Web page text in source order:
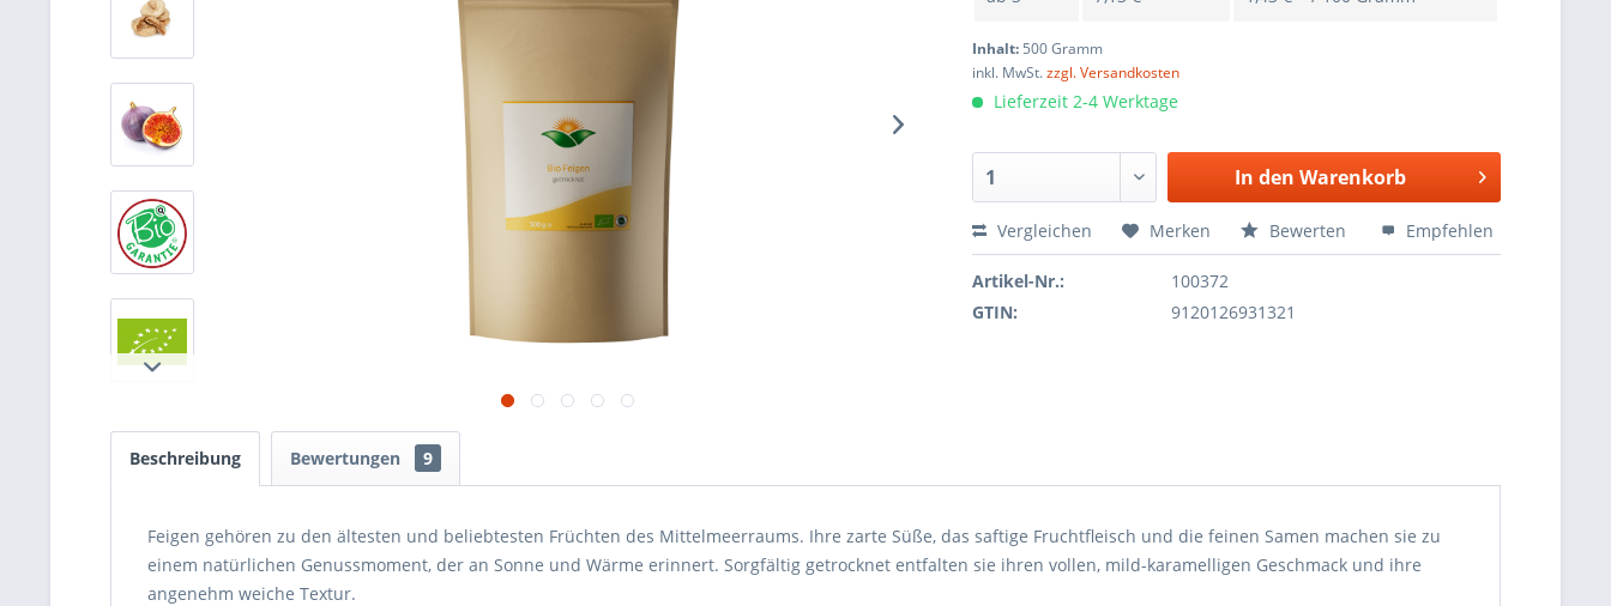
Inhalt: 500 Gramm
inkl. MwSt.zzgl. Versandkosten
Lieferzeit 2-4 Werktage
In den Warenkorb
Vergleichen Merken Bewerten Empfehlen
Artikel-Nr.:
100372
GTIN:
9120126931321
Beschreibung Bewertungen 9
Feigen gehören zu den ältesten und beliebtesten Früchten des Mittelmeerraums. Ihre zarte Süße, das saftige Fruchtfleisch und die feinen Samen machen sie zu
einem natürlichen Genussmoment, der an Sonne und Wärme erinnert. Sorgfältig getrocknet entfalten sie ihren vollen, mild-karamelligen Geschmack und ihre
angenehm weiche Textur.